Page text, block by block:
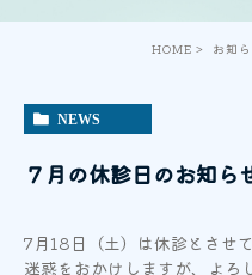
HOME お知
NEWS
７月の休診日のお知ら
7月18日（土）は休診とさせ
迷惑をおかけしますが、よろ